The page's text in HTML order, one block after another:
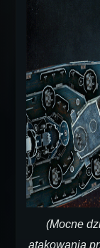
(Mocne
atakowania